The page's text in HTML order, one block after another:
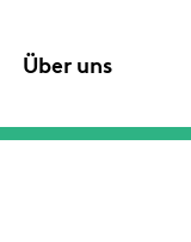
Über uns